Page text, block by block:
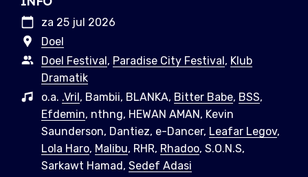
za 25 jul 2026
Doel
Doel Festival, Paradise City Festival, Klub
Dramatik
o.a. .Vril, Bambii, BLANKA, Bitter Babe, BSS,
Efdemin, nthng, HEWAN AMAN, Kevin
Saunderson, Dantiez, e-Dancer, Leafar Legov,
Lola Haro, Malibu, RHR, Rhadoo, S.O.N.S,
Sarkawt Hamad, Sedef Adasi